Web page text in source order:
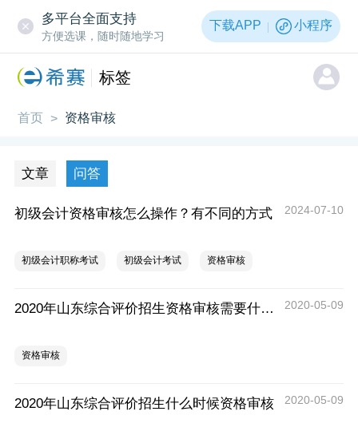
多平台全面支持
方便选课，随时随地学习
下载APP 小程序
标签
首页 > 资格审核
文章 问答
初级会计资格审核怎么操作？有不同的方式 2024-07-10
初级会计职称考试 初级会计考试 资格审核
2020年山东综合评价招生资格审核需要什么资料 2020-05-09
资格审核
2020年山东综合评价招生什么时候资格审核 2020-05-09